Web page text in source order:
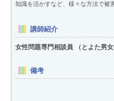
知識を活かすなど、様々な方法で被
講師紹介
女性問題専門相談員 （とよた男女
備考